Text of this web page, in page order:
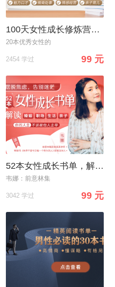
100天女性成长修炼营：每天15分钟，成为高情商/会处事/有底气的优秀女子
20本优秀女性的
2454 学过 99 元
52本女性成长书单，解读婚姻、职场、生活、亲子，带你摆脱焦虑，告别迷茫！
韦娜：前意林集
3042 学过 99 元